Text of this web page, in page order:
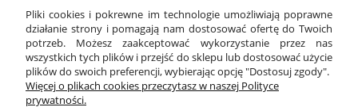
INFORMACJE
O NAS
Pliki cookies i pokrewne im technologie umożliwiają poprawne
działanie strony i pomagają nam dostosować ofertę do Twoich
potrzeb. Możesz zaakceptować wykorzystanie przez nas
wszystkich tych plików i przejść do sklepu lub dostosować użycie
plików do swoich preferencji, wybierając opcję "Dostosuj zgody".
Więcej o plikach cookies przeczytasz w naszej Polityce
prywatności.